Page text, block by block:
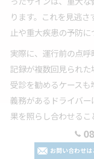
ります。これを見逃
止や重大疾患の予防に
実際に、運行前の点
記録が複数回見られ
受診を勧めるケース
義務があるドライバー
果を照らし合わせる
健康リスクの早期発
お問い合わせは